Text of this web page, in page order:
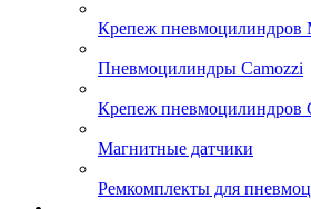
Крепеж пневмоцилиндров
Пневмоцилиндры Camozzi
Крепеж пневмоцилиндров
Магнитные датчики
Ремкомплекты для